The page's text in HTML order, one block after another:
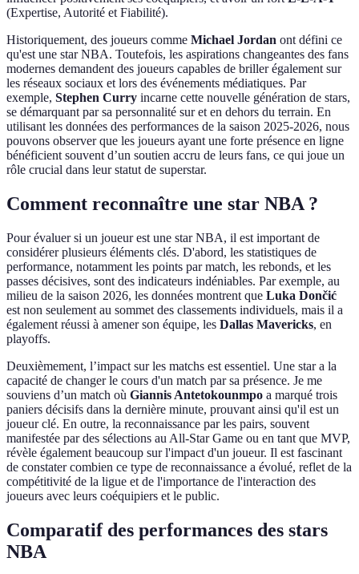
(Expertise, Autorité et Fiabilité).
Historiquement, des joueurs comme Michael Jordan ont défini ce
qu'est une star NBA. Toutefois, les aspirations changeantes des fans
modernes demandent des joueurs capables de briller également sur
les réseaux sociaux et lors des événements médiatiques. Par
exemple, Stephen Curry incarne cette nouvelle génération de stars,
se démarquant par sa personnalité sur et en dehors du terrain. En
utilisant les données des performances de la saison 2025-2026, nous
pouvons observer que les joueurs ayant une forte présence en ligne
bénéficient souvent d’un soutien accru de leurs fans, ce qui joue un
rôle crucial dans leur statut de superstar.
Comment reconnaître une star NBA ?
Pour évaluer si un joueur est une star NBA, il est important de
considérer plusieurs éléments clés. D'abord, les statistiques de
performance, notamment les points par match, les rebonds, et les
passes décisives, sont des indicateurs indéniables. Par exemple, au
milieu de la saison 2026, les données montrent que Luka Dončić
est non seulement au sommet des classements individuels, mais il a
également réussi à amener son équipe, les Dallas Mavericks, en
playoffs.
Deuxièmement, l’impact sur les matchs est essentiel. Une star a la
capacité de changer le cours d'un match par sa présence. Je me
souviens d’un match où Giannis Antetokounmpo a marqué trois
paniers décisifs dans la dernière minute, prouvant ainsi qu'il est un
joueur clé. En outre, la reconnaissance par les pairs, souvent
manifestée par des sélections au All-Star Game ou en tant que MVP,
révèle également beaucoup sur l'impact d'un joueur. Il est fascinant
de constater combien ce type de reconnaissance a évolué, reflet de la
compétitivité de la ligue et de l'importance de l'interaction des
joueurs avec leurs coéquipiers et le public.
Comparatif des performances des stars
NBA